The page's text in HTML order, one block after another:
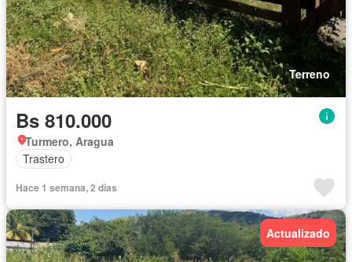
Terreno
Bs 810.000
Turmero, Aragua
Trastero
Hace 1 semana, 2 días
Actualizado